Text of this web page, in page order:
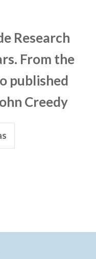
Research
From the
published
Creedy